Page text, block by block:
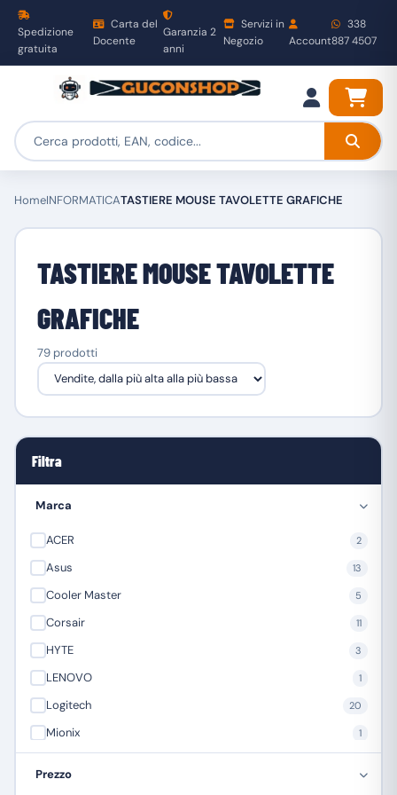
Spedizione
gratuita
Carta del
Docente
Garanzia 2
anni
Servizi in
Negozio
Account
338
887 4507
HomeINFORMATICATASTIERE MOUSE TAVOLETTE GRAFICHE
TASTIERE MOUSE TAVOLETTE
GRAFICHE
79 prodotti
Filtra
Marca
ACER 2
Asus 13
Cooler Master 5
Corsair 11
HYTE 3
LENOVO 1
Logitech 20
Mionix 1
Prezzo